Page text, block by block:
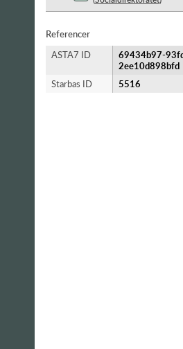
Referencer
ASTA7 ID
69434b97-
2ee10d898bfd
Starbas ID
5516